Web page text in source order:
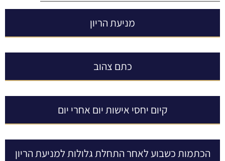
מניעת הריון
כתם צהוב
קיום יחסי אישות יום אחרי יום
הכתמות כשבוע לאחר התחלת גלולות למניעת הריון